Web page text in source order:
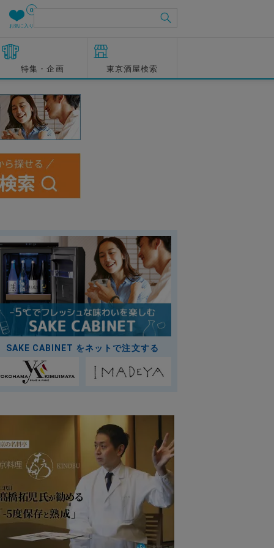
0
お気に入り
特集・企画 東京酒屋検索
SAKE CABINET をネットで注文する